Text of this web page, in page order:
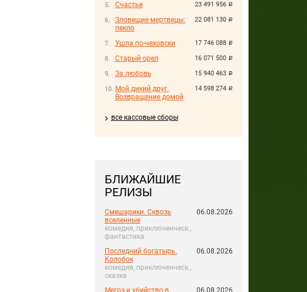
23 491 956 руб.
Счастье
22 081 130 руб.
Зловещие мертвецы:
пекло
17 746 088 руб.
Ушла по-чеховски
16 071 500 руб.
Старый орел
15 940 463 руб.
За любовь
14 598 274 руб.
Мой дикий друг.
Возвращение домой
все кассовые сборы
БЛИЖАЙШИЕ
РЕЛИЗЫ
Смешарики. Сквозь
вселенные
комедия, приключенческ.,
фантастика
06.08.2026
Последний богатырь.
Колобок
комедия, приключенческ.,
сказка
06.08.2026
Мегрэ и убийство в
06.08.2026